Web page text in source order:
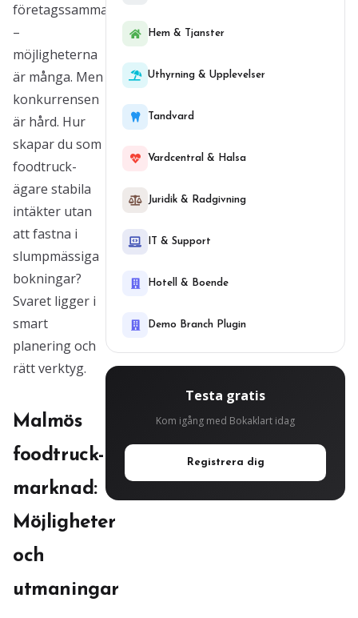
företagssammanhang
–
möjligheterna
är många. Men
konkurrensen
är hård. Hur
skapar du som
foodtruck-
ägare stabila
intäkter utan
att fastna i
slumpmässiga
bokningar?
Svaret ligger i
smart
planering och
rätt verktyg.
Malmös
foodtruck-
marknad:
Möjligheter
och
utmaningar
Hem & Tjanster
Uthyrning & Upplevelser
Tandvard
Vardcentral & Halsa
Juridik & Radgivning
IT & Support
Hotell & Boende
Demo Branch Plugin
Testa gratis
Kom igång med Bokaklart idag
Registrera dig